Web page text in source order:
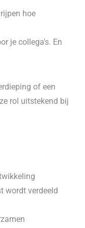
hoe
je collega's. En
of een
rol uitstekend bij
wordt verdeeld